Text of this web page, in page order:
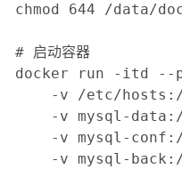
chmod 644 /data/
# 启动容器
docker run -itd --
-v /etc/
-v mysql-
-v mysql-
-v mysql-